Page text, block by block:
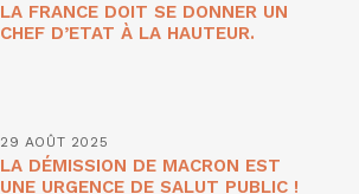
LA FRANCE DOIT SE DONNER UN
CHEF D’ETAT À LA HAUTEUR.
29 AOÛT 2025
LA DÉMISSION DE MACRON EST
UNE URGENCE DE SALUT PUBLIC !